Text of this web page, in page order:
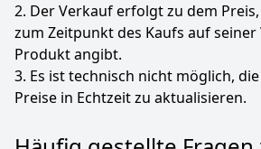
2. Der Verkauf erfolgt zu dem
zum Zeitpunkt des Kaufs auf
Produkt angibt.
3. Es ist technisch nicht möglich,
Preise in Echtzeit zu aktualisieren.